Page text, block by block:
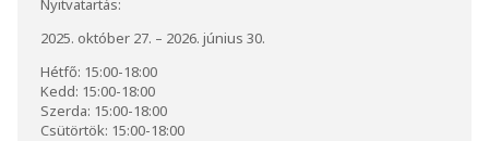
2025. október 27. – 2026. június 30.
Hétfő: 15:00-18:00
Kedd: 15:00-18:00
Szerda: 15:00-18:00
Csütörtök: 15:00-18:00